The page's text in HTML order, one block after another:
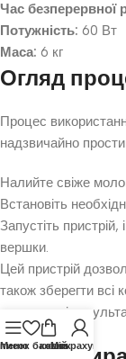
Час безперервної
Потужність: 60 Вт
Маса: 6 кг
Огляд
Процес
надзвичайно
Налийте свіже
Встановіть
Запустіть пристрій,
вершки.
Цей пристрій
також зберегти всі
задоволені
Меню бажань
кошик
Мій рахунок